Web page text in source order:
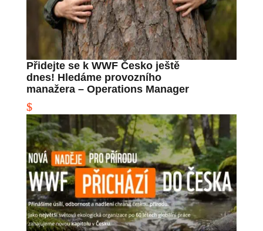
Přidejte se k WWF Česko ještě
dnes! Hledáme provozního
manažera – Operations Manager